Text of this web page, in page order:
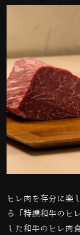
ヒレ肉を存分に楽
る「特撰和牛のヒ
した和牛のヒレ肉